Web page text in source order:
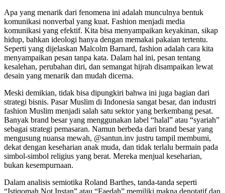
Apa yang menarik dari fenomena ini adalah munculnya bentuk
komunikasi nonverbal yang kuat. Fashion menjadi media
komunikasi yang efektif. Kita bisa menyampaikan keyakinan, sikap
hidup, bahkan ideologi hanya dengan memakai pakaian tertentu.
Seperti yang dijelaskan Malcolm Barnard, fashion adalah cara kita
menyampaikan pesan tanpa kata. Dalam hal ini, pesan tentang
kesalehan, perubahan diri, dan semangat hijrah disampaikan lewat
desain yang menarik dan mudah dicerna.
Meski demikian, tidak bisa dipungkiri bahwa ini juga bagian dari
strategi bisnis. Pasar Muslim di Indonesia sangat besar, dan industri
fashion Muslim menjadi salah satu sektor yang berkembang pesat.
Banyak brand besar yang menggunakan label “halal” atau “syariah”
sebagai strategi pemasaran. Namun berbeda dari brand besar yang
mengusung nuansa mewah, @santun.inv justru tampil membumi,
dekat dengan keseharian anak muda, dan tidak terlalu bermain pada
simbol-simbol religius yang berat. Mereka menjual keseharian,
bukan kesempurnaan.
Dalam analisis semiotika Roland Barthes, tanda-tanda seperti
“Istiqomah Not Instan” atau “Faedah” memiliki makna denotatif dan